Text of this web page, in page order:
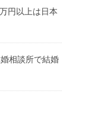
円以上は日本
相談所で結婚